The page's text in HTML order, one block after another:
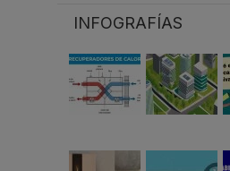
INFOGRAFÍAS